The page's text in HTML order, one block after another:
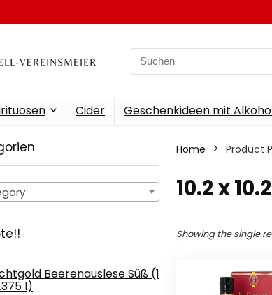
Search
for:
Cider Geschenkideen mit
Beerenauslese Süß (1
l)
Home Product
‎10.2 x
Showing the single